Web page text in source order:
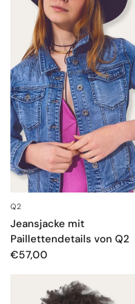
Q2
Jeansjacke mit
Paillettendetails von Q2
€57,00